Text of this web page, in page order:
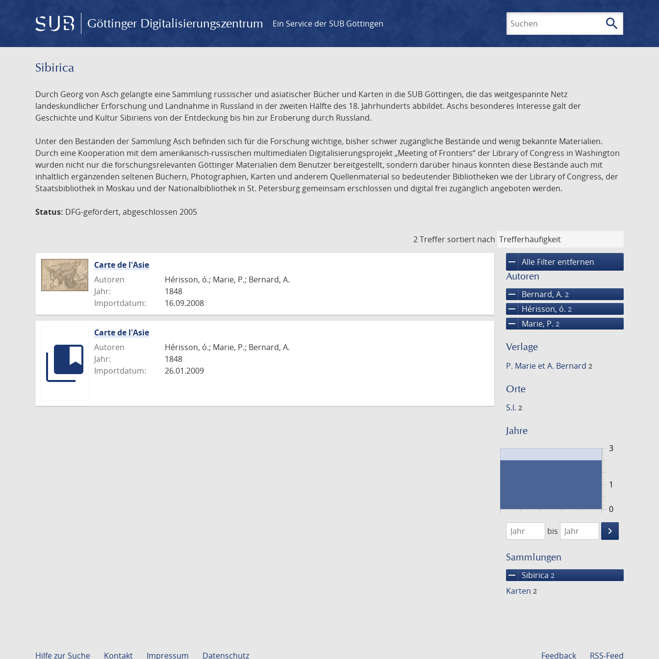
Göttinger Digitalisierungszentrum Ein Service der SUB Göttingen search
Sibirica
Durch Georg von Asch gelangte eine Sammlung russischer und asiatischer Bücher und Karten in die SUB Göttingen, die das weitgespannte Netz
landeskundlicher Erforschung und Landnahme in Russland in der zweiten Hälfte des 18. Jahrhunderts abbildet. Aschs besonderes Interesse galt der
Geschichte und Kultur Sibiriens von der Entdeckung bis hin zur Eroberung durch Russland.
Unter den Beständen der Sammlung Asch befinden sich für die Forschung wichtige, bisher schwer zugängliche Bestände und wenig bekannte Materialien.
Durch eine Kooperation mit dem amerikanisch-russischen multimedialen Digitalisierungsprojekt „Meeting of Frontiers“ der Library of Congress in Washington
wurden nicht nur die forschungsrelevanten Göttinger Materialien dem Benutzer bereitgestellt, sondern darüber hinaus konnten diese Bestände auch mit
inhaltlich ergänzenden seltenen Büchern, Photographien, Karten und anderem Quellenmaterial so bedeutender Bibliotheken wie der Library of Congress, der
Staatsbibliothek in Moskau und der Nationalbibliothek in St. Petersburg gemeinsam erschlossen und digital frei zugänglich angeboten werden.
Status: DFG-gefördert, abgeschlossen 2005
2 Treffer sortiert nach
remove Alle Filter entfernen
Autoren
remove Bernard, A. 2
remove Hérisson, ó. 2
remove Marie, P. 2
Verlage
P. Marie et A. Bernard 2
Orte
S.l. 2
Jahre
0
3
1
1848
1849
bis
keyboard_arrow_right
Suche
Sammlungen
remove Sibirica 2
Karten 2
Carte de l'Asie
Autoren
Hérisson, ó.; Marie, P.; Bernard, A.
Jahr:
1848
Importdatum:
16.09.2008
Carte de l'Asie
Autoren
Hérisson, ó.; Marie, P.; Bernard, A.
Jahr:
1848
Importdatum:
26.01.2009
Hilfe zur Suche Kontakt Impressum Datenschutz Feedback RSS-Feed